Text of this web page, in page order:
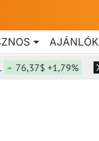
AJÁNLÓK
76,37$ +1,79%